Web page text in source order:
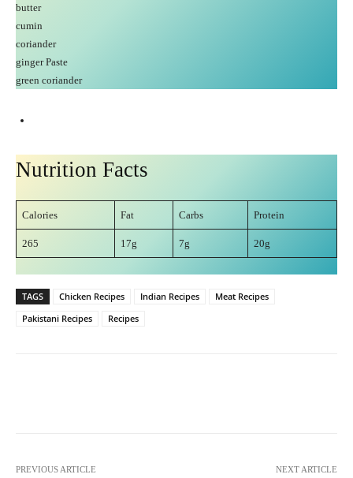
butter
cumin
coriander
ginger Paste
green coriander
Nutrition Facts
Calories Fat Carbs Protein
265 17g 7g 20g
TAGS Chicken Recipes Indian Recipes
Meat Recipes
Pakistani Recipes
Recipes
PREVIOUS ARTICLE NEXT ARTICLE